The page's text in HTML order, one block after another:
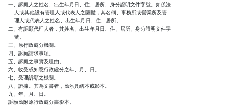
一、訴願人之姓名、出生年月日、住、居所、身分證明文件字號。如係法
    人或其他設有管理人或代表人之團體，其名稱、事務所或營業所及管
    理人或代表人之姓名、出生年月日、住、居所。
二、有訴願代理人者，其姓名、出生年月日、住、居所、身分證明文件字
    號。
三、原行政處分機關。
四、訴願請求事項。
五、訴願之事實及理由。
六、收受或知悉行政處分之年、月、日。
七、受理訴願之機關。
八、證據。其為文書者，應添具繕本或影本。
九、年、月、日。
訴願應附原行政處分書影本。